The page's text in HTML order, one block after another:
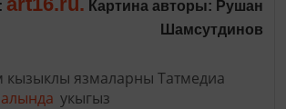
Картина авторы: Рушан
Шамсутдинов
язмаларны Татмедиа
укыгыз